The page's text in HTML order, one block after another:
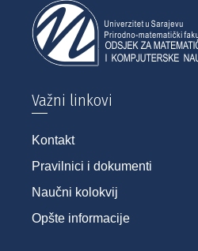
Važni linkovi
Kontakt
Pravilnici i dokumenti
Naučni kolokvij
Opšte informacije